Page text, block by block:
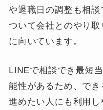
や退職日の調整も相
ついて会社とのやり
に向いています。
LINEで相談でき最短
能性があるため、で
進めたい人にも利用し